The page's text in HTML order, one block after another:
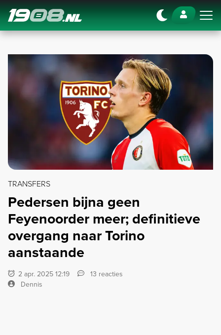
Navigation
TRANSFERS
Pedersen bijna geen
Feyenoorder meer; definitieve
overgang naar Torino
aanstaande
2 apr. 2025 12:19
13 reacties
Dennis